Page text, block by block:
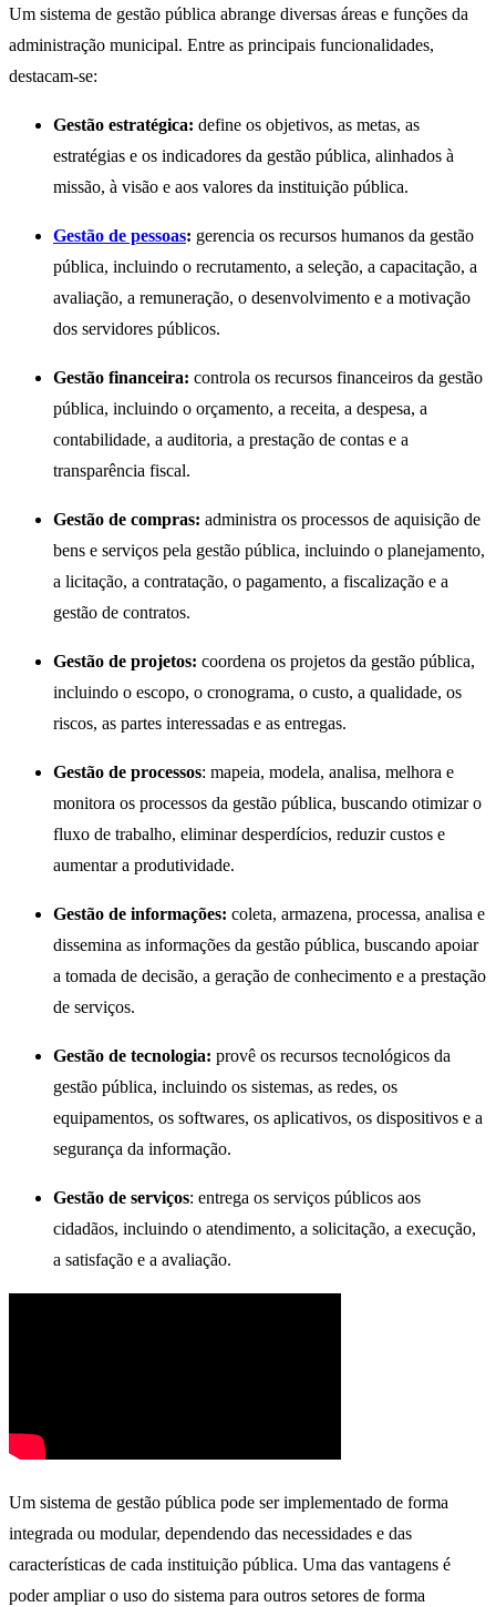
Um sistema de gestão pública abrange diversas áreas e funções da
administração municipal. Entre as principais funcionalidades,
destacam-se:
Gestão estratégica: define os objetivos, as metas, as
estratégias e os indicadores da gestão pública, alinhados à
missão, à visão e aos valores da instituição pública.
Gestão de pessoas: gerencia os recursos humanos da gestão
pública, incluindo o recrutamento, a seleção, a capacitação, a
avaliação, a remuneração, o desenvolvimento e a motivação
dos servidores públicos.
Gestão financeira: controla os recursos financeiros da gestão
pública, incluindo o orçamento, a receita, a despesa, a
contabilidade, a auditoria, a prestação de contas e a
transparência fiscal.
Gestão de compras: administra os processos de aquisição de
bens e serviços pela gestão pública, incluindo o planejamento,
a licitação, a contratação, o pagamento, a fiscalização e a
gestão de contratos.
Gestão de projetos: coordena os projetos da gestão pública,
incluindo o escopo, o cronograma, o custo, a qualidade, os
riscos, as partes interessadas e as entregas.
Gestão de processos: mapeia, modela, analisa, melhora e
monitora os processos da gestão pública, buscando otimizar o
fluxo de trabalho, eliminar desperdícios, reduzir custos e
aumentar a produtividade.
Gestão de informações: coleta, armazena, processa, analisa e
dissemina as informações da gestão pública, buscando apoiar
a tomada de decisão, a geração de conhecimento e a prestação
de serviços.
Gestão de tecnologia: provê os recursos tecnológicos da
gestão pública, incluindo os sistemas, as redes, os
equipamentos, os softwares, os aplicativos, os dispositivos e a
segurança da informação.
Gestão de serviços: entrega os serviços públicos aos
cidadãos, incluindo o atendimento, a solicitação, a execução,
a satisfação e a avaliação.
Um sistema de gestão pública pode ser implementado de forma
integrada ou modular, dependendo das necessidades e das
características de cada instituição pública. Uma das vantagens é
poder ampliar o uso do sistema para outros setores de forma